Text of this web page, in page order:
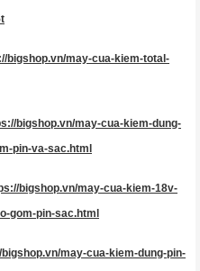
bigshop.vn/may-cua-kiem-total-
bigshop.vn/may-cua-kiem-dung-
pin-va-sac.html
bigshop.vn/may-cua-kiem-18v-
gom-pin-sac.html
bigshop.vn/may-cua-kiem-dung-pin-